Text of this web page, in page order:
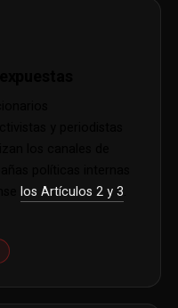
los Artículos 2 y 3